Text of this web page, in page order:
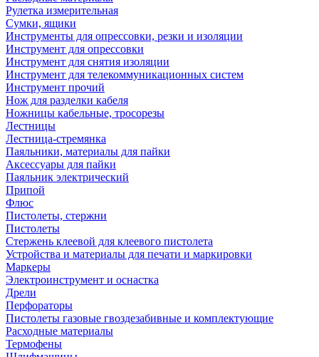
Рулетка измерительная
Сумки, ящики
Инструменты для опрессовки, резки и изоляции
Инструмент для опрессовки
Инструмент для снятия изоляции
Инструмент для телекоммуникационных систем
Инструмент прочий
Нож для разделки кабеля
Ножницы кабельные, тросорезы
Лестницы
Лестница-стремянка
Паяльники, материалы для пайки
Аксессуары для пайки
Паяльник электрический
Припой
Флюс
Пистолеты, стержни
Пистолеты
Стержень клеевой для клеевого пистолета
Устройства и материалы для печати и маркировки
Маркеры
Электроинструмент и оснастка
Дрели
Перфораторы
Пистолеты газовые гвоздезабивные и комплектующие
Расходные материалы
Термофены